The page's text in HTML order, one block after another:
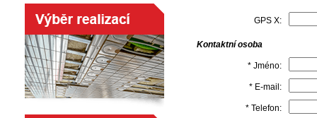
GPS X:
Kontaktní osoba
* Jméno:
* E-mail:
* Telefon: